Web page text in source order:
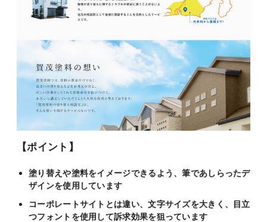
【ポイント】
塗り替えや塗料をイメージできるよう、筆であしらったデ
ザインを使用しています
コーポレートサイトとは違い、文字サイズを大きく、目立
つフォントを使用して訴求効果を狙っています